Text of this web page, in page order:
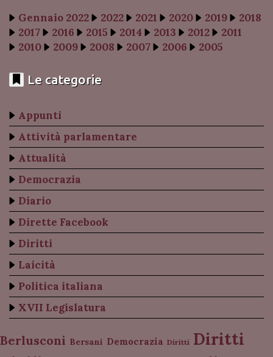
Gennaio 2022 2022 2021 2020 2019
2018
2017
2016 2015 2014 2013 2012
2011
2010
2009 2008 2007 2006 2005
Le categorie
Appunti
Attività parlamentare
Attualità
Democrazia
Diario
Dirette Facebook
Diritti
Laicità
Politica italiana
XVII Legislatura
Berlusconi Bersani Democrazia Diritti Diritti